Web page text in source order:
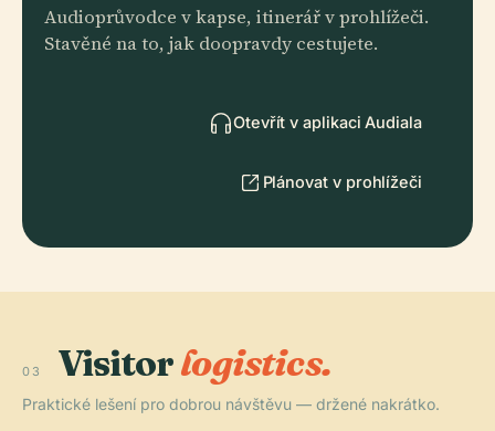
Audioprůvodce v kapse, itinerář v prohlížeči.
Stavěné na to, jak doopravdy cestujete.
Otevřít v aplikaci Audiala
Plánovat v prohlížeči
03 Visitorlogistics.
Praktické lešení pro dobrou návštěvu — držené nakrátko.